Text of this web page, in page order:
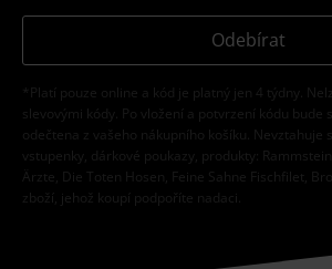
Odebírat
*Platí pouze online a kód je platný jen 4 týdny.
slevovými kódy. Po vložení a potvrzení kódu bude
odečtena z vašeho nákupního košíku. Nevztahuje
vstupenky, dárkové poukazy, produkty:
Ärzte, Die Toten Hosen, Feine Sahne Fischfilet,
zboží, jehož koupí podpoříte nadaci.